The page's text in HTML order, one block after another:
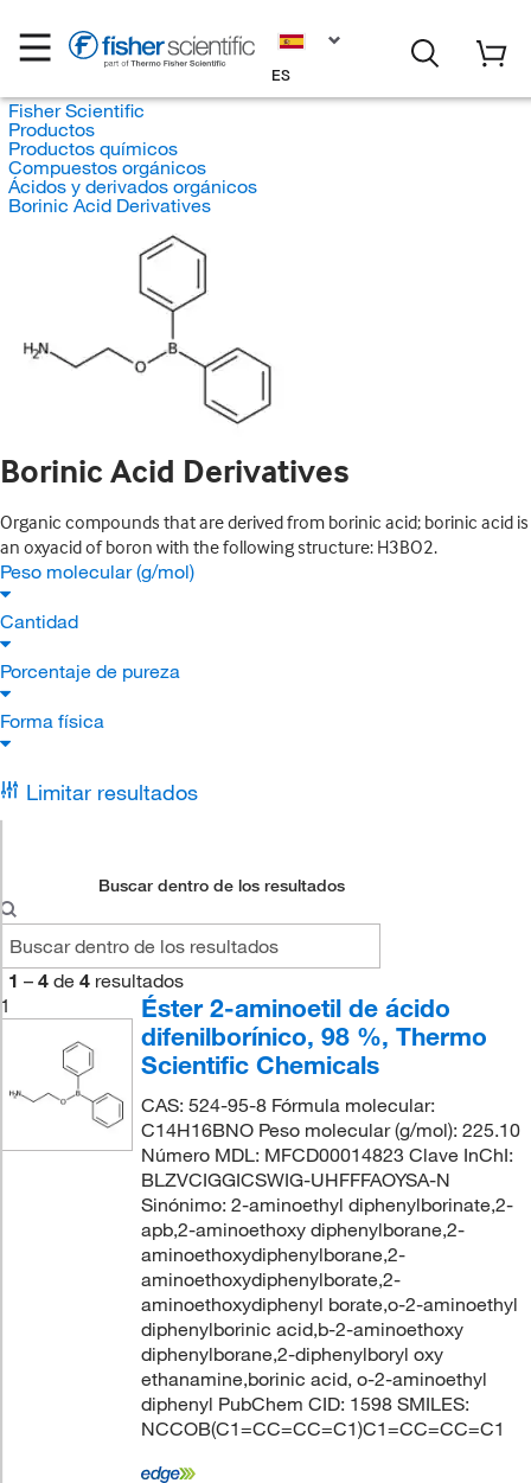
ES
Fisher Scientific
Productos
Productos químicos
Compuestos orgánicos
Ácidos y derivados orgánicos
Borinic Acid Derivatives
Borinic Acid Derivatives
Organic compounds that are derived from borinic acid; borinic acid is
an oxyacid of boron with the following structure: H3BO2.
Peso molecular (g/mol)
Cantidad
Porcentaje de pureza
Forma física
Limitar resultados
Buscar dentro de los resultados
1 – 4 de 4 resultados
1
Éster 2-aminoetil de ácido
difenilborínico, 98 %, Thermo
Scientific Chemicals
CAS: 524-95-8 Fórmula molecular:
C14H16BNO Peso molecular (g/mol): 225.10
Número MDL: MFCD00014823 Clave InChI:
BLZVCIGGICSWIG-UHFFFAOYSA-N
Sinónimo: 2-aminoethyl diphenylborinate,2-
apb,2-aminoethoxy diphenylborane,2-
aminoethoxydiphenylborane,2-
aminoethoxydiphenylborate,2-
aminoethoxydiphenyl borate,o-2-aminoethyl
diphenylborinic acid,b-2-aminoethoxy
diphenylborane,2-diphenylboryl oxy
ethanamine,borinic acid, o-2-aminoethyl
diphenyl PubChem CID: 1598 SMILES:
NCCOB(C1=CC=CC=C1)C1=CC=CC=C1